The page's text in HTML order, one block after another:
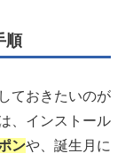
順
ておきたいのが
、インストール
ンや、誕生月に